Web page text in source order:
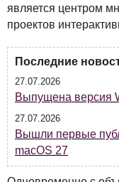
является центром
проектов
Последние
27.07.2026
Выпущена версия
27.07.2026
Вышли первые
macOS 27